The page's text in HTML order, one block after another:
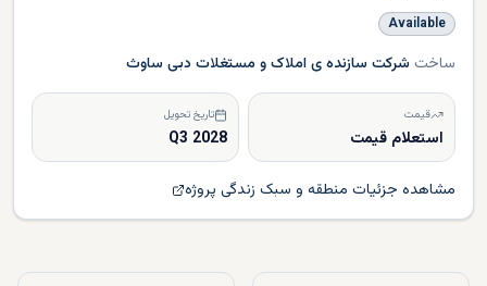
Available
ساخت شرکت سازنده ی املاک و مستغلات دبی ساوث
قیمت
استعلام قیمت
تاریخ تحویل
Q3 2028
مشاهده جزئیات منطقه و سبک زندگی پروژه